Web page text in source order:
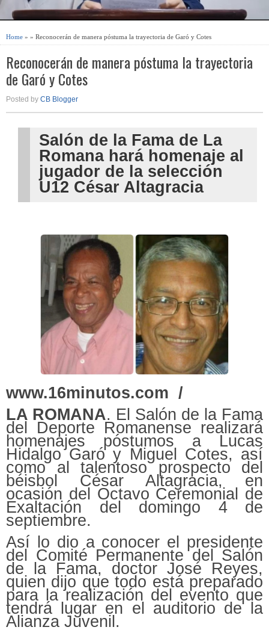
Home » » Reconocerán de manera póstuma la trayectoria de Garó y Cotes
Reconocerán de manera póstuma la trayectoria
de Garó y Cotes
Posted by CB Blogger
Salón de la Fama de La
Romana hará homenaje al
jugador de la selección
U12 César Altagracia
www.16minutos.com /
LA ROMANA. El Salón de la Fama
del Deporte Romanense realizará
homenajes póstumos a Lucas
Hidalgo Garó y Miguel Cotes, así
como al talentoso prospecto del
béisbol César Altagracia, en
ocasión del Octavo Ceremonial de
Exaltación del domingo 4 de
septiembre.
Así lo dio a conocer el presidente
del Comité Permanente del Salón
de la Fama, doctor José Reyes,
quien dijo que todo está preparado
para la realización del evento que
tendrá lugar en el auditorio de la
Alianza Juvenil.